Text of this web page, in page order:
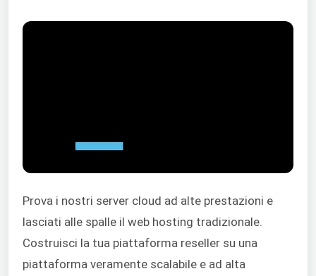
Prova i nostri server cloud ad alte prestazioni e
lasciati alle spalle il web hosting tradizionale.
Costruisci la tua piattaforma reseller su una
piattaforma veramente scalabile e ad alta